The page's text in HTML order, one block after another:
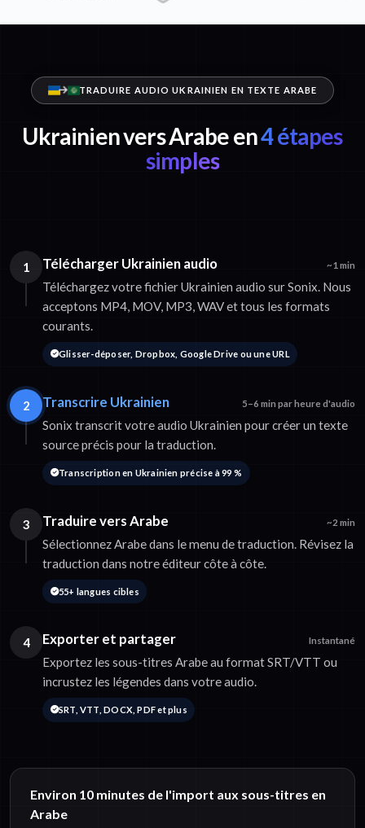
TRADUIRE AUDIO UKRAINIEN EN TEXTE ARABE
Ukrainien vers Arabe en4 étapes
simples
1 Télécharger Ukrainien audio ~1 min
Téléchargez votre fichier Ukrainien audio sur Sonix. Nous
acceptons MP4, MOV, MP3, WAV et tous les formats
courants.
Glisser-déposer, Dropbox, Google Drive ou une URL
2 Transcrire Ukrainien 5–6 min par heure d'audio
Sonix transcrit votre audio Ukrainien pour créer un texte
source précis pour la traduction.
Transcription en Ukrainien précise à 99 %
3 Traduire vers Arabe ~2 min
Sélectionnez Arabe dans le menu de traduction. Révisez la
traduction dans notre éditeur côte à côte.
55+ langues cibles
4 Exporter et partager Instantané
Exportez les sous-titres Arabe au format SRT/VTT ou
incrustez les légendes dans votre audio.
SRT, VTT, DOCX, PDF et plus
Environ 10 minutes de l'import aux sous-titres en
Arabe